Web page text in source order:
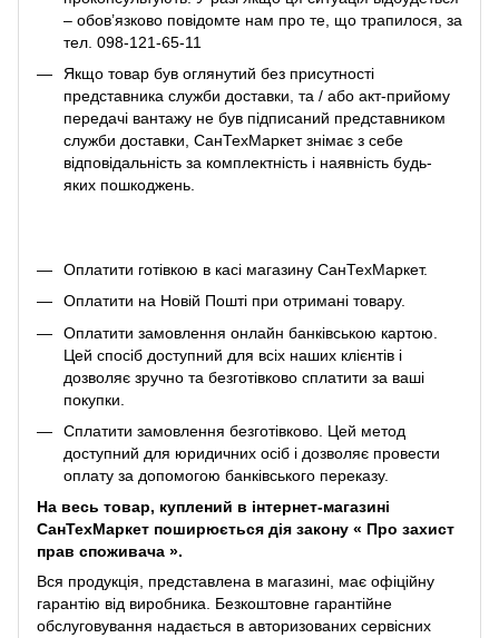
– обов’язково повідомте нам про те, що трапилося, за
тел. 098-121-65-11
Якщо товар був оглянутий без присутності
представника служби доставки, та / або акт-прийому
передачі вантажу не був підписаний представником
служби доставки, СанТехМаркет знімає з себе
відповідальність за комплектність і наявність будь-
яких пошкоджень.
Оплатити готівкою в касі магазину СанТехМаркет.
Оплатити на Новій Пошті при отримані товару.
Оплатити замовлення онлайн банківською картою.
Цей спосіб доступний для всіх наших клієнтів і
дозволяє зручно та безготівково сплатити за ваші
покупки.
Сплатити замовлення безготівково. Цей метод
доступний для юридичних осіб і дозволяє провести
оплату за допомогою банківського переказу.
На весь товар, куплений в інтернет-магазині
СанТехМаркет поширюється дія закону « Про захист
прав споживача ».
Вся продукція, представлена ​​в магазині, має офіційну
гарантію від виробника. Безкоштовне гарантійне
обслуговування надається в авторизованих сервісних